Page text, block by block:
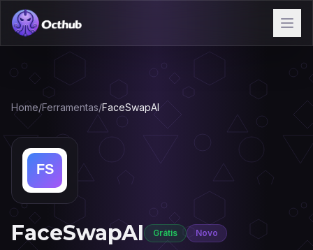
Home/Ferramentas/FaceSwapAI
FaceSwapAI Grátis Novo